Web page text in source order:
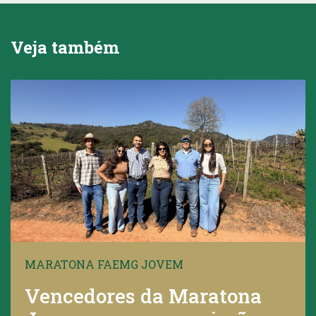
Veja também
MARATONA FAEMG JOVEM
Vencedores da Maratona